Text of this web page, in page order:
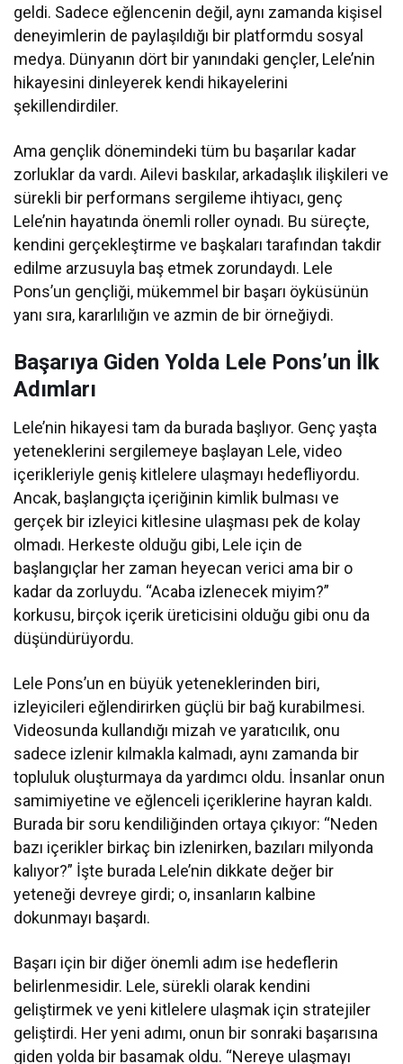
geldi. Sadece eğlencenin değil, aynı zamanda kişisel
deneyimlerin de paylaşıldığı bir platformdu sosyal
medya. Dünyanın dört bir yanındaki gençler, Lele’nin
hikayesini dinleyerek kendi hikayelerini
şekillendirdiler.
Ama gençlik dönemindeki tüm bu başarılar kadar
zorluklar da vardı. Ailevi baskılar, arkadaşlık ilişkileri ve
sürekli bir performans sergileme ihtiyacı, genç
Lele’nin hayatında önemli roller oynadı. Bu süreçte,
kendini gerçekleştirme ve başkaları tarafından takdir
edilme arzusuyla baş etmek zorundaydı. Lele
Pons’un gençliği, mükemmel bir başarı öyküsünün
yanı sıra, kararlılığın ve azmin de bir örneğiydi.
Başarıya Giden Yolda Lele Pons’un İlk
Adımları
Lele’nin hikayesi tam da burada başlıyor. Genç yaşta
yeteneklerini sergilemeye başlayan Lele, video
içerikleriyle geniş kitlelere ulaşmayı hedefliyordu.
Ancak, başlangıçta içeriğinin kimlik bulması ve
gerçek bir izleyici kitlesine ulaşması pek de kolay
olmadı. Herkeste olduğu gibi, Lele için de
başlangıçlar her zaman heyecan verici ama bir o
kadar da zorluydu. “Acaba izlenecek miyim?”
korkusu, birçok içerik üreticisini olduğu gibi onu da
düşündürüyordu.
Lele Pons’un en büyük yeteneklerinden biri,
izleyicileri eğlendirirken güçlü bir bağ kurabilmesi.
Videosunda kullandığı mizah ve yaratıcılık, onu
sadece izlenir kılmakla kalmadı, aynı zamanda bir
topluluk oluşturmaya da yardımcı oldu. İnsanlar onun
samimiyetine ve eğlenceli içeriklerine hayran kaldı.
Burada bir soru kendiliğinden ortaya çıkıyor: “Neden
bazı içerikler birkaç bin izlenirken, bazıları milyonda
kalıyor?” İşte burada Lele’nin dikkate değer bir
yeteneği devreye girdi; o, insanların kalbine
dokunmayı başardı.
Başarı için bir diğer önemli adım ise hedeflerin
belirlenmesidir. Lele, sürekli olarak kendini
geliştirmek ve yeni kitlelere ulaşmak için stratejiler
geliştirdi. Her yeni adımı, onun bir sonraki başarısına
giden yolda bir basamak oldu. “Nereye ulaşmayı